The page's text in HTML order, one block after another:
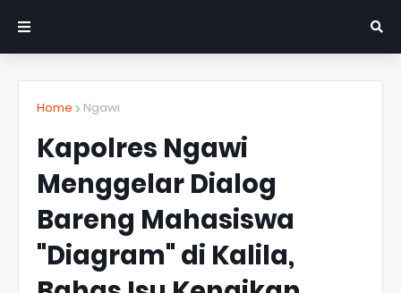
Home Ngawi
Kapolres Ngawi
Menggelar Dialog
Bareng Mahasiswa
"Diagram" di Kalila,